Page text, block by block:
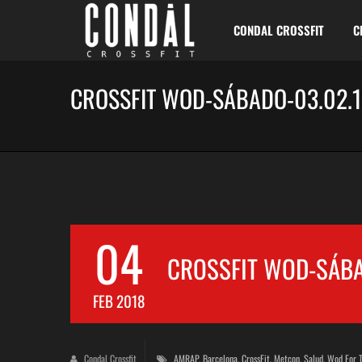
CONDAL CROSSFIT
CROSSFIT WOD-SÁBADO-
04
FEB 2018
CROSSFIT WOD-
Condal Crossfit AMRAP,Barcelona,CrossFit,Metcon,Salud,Wod For